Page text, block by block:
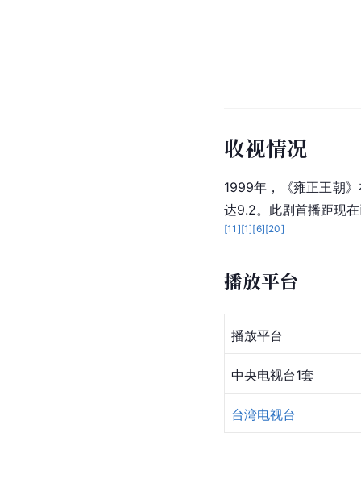
收视情况
1999年，《雍正王朝
达9.2。此剧首播距现
[11 ][1][6][20]
播放平台
播放平台
中央电视台1套
台湾电视台